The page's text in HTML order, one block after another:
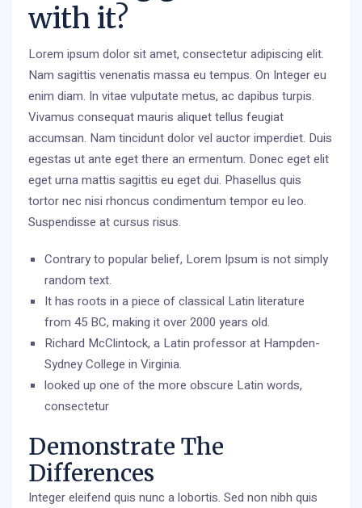
with it?
Lorem ipsum dolor sit amet, consectetur adipiscing elit.
Nam sagittis venenatis massa eu tempus. On Integer eu
enim diam. In vitae vulputate metus, ac dapibus turpis.
Vivamus consequat mauris aliquet tellus feugiat
accumsan. Nam tincidunt dolor vel auctor imperdiet. Duis
egestas ut ante eget there an ermentum. Donec eget elit
eget urna mattis sagittis eu eget dui. Phasellus quis
tortor nec nisi rhoncus condimentum tempor eu leo.
Suspendisse at cursus risus.
Contrary to popular belief, Lorem Ipsum is not simply
random text.
It has roots in a piece of classical Latin literature
from 45 BC, making it over 2000 years old.
Richard McClintock, a Latin professor at Hampden-
Sydney College in Virginia.
looked up one of the more obscure Latin words,
consectetur
Demonstrate The
Differences
Integer eleifend quis nunc a lobortis. Sed non nibh quis